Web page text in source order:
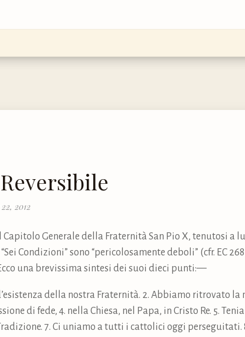
2012
Generale della Fraternità San Pio X, tenutosi a
Condizioni” sono “pericolosamente deboli” (cfr. EC
una brevissima sintesi dei suoi dieci punti:—
della nostra Fraternità. 2. Abbiamo ritrovato
di fede, 4. nella Chiesa, nel Papa, in Cristo Re. 5.
7. Ci uniamo a tutti i cattolici oggi